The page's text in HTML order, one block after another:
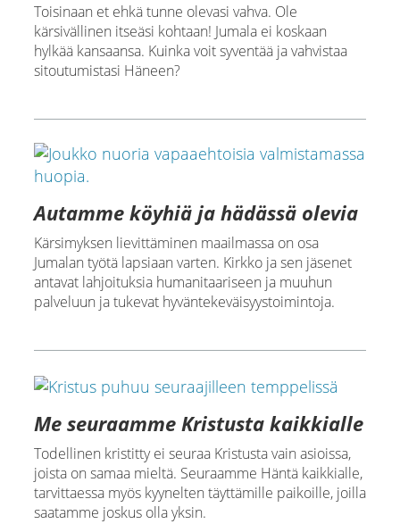
Toisinaan et ehkä tunne olevasi vahva. Ole
kärsivällinen itseäsi kohtaan! Jumala ei koskaan
hylkää kansaansa. Kuinka voit syventää ja vahvistaa
sitoutumistasi Häneen?
Autamme köyhiä ja hädässä olevia
Kärsimyksen lievittäminen maailmassa on osa
Jumalan työtä lapsiaan varten. Kirkko ja sen jäsenet
antavat lahjoituksia humanitaariseen ja muuhun
palveluun ja tukevat hyväntekeväisyystoimintoja.
Me seuraamme Kristusta kaikkialle
Todellinen kristitty ei seuraa Kristusta vain asioissa,
joista on samaa mieltä. Seuraamme Häntä kaikkialle,
tarvittaessa myös kyynelten täyttämille paikoille, joilla
saatamme joskus olla yksin.